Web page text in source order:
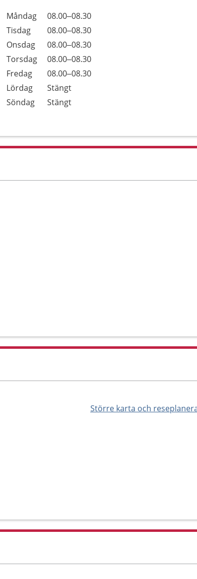
Dag
Öppettider
Kommentarer
Måndag
08.00–08.30
Tisdag
08.00–08.30
Onsdag
08.00–08.30
Torsdag
08.00–08.30
Fredag
08.00–08.30
Lördag
Stängt
Söndag
Stängt
Större karta och